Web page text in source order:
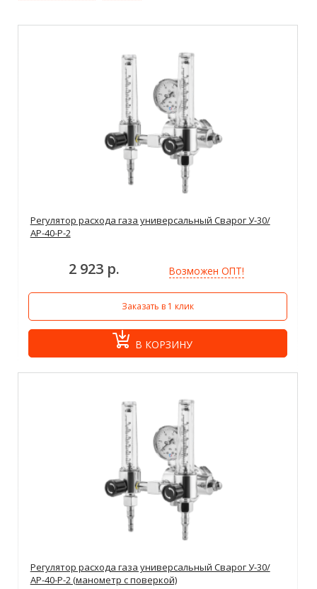
Регулятор расхода газа универсальный Сварог У-30/
АР-40-Р-2
2 923 р. Возможен ОПТ!
Заказать в 1 клик
В КОРЗИНУ
Регулятор расхода газа универсальный Сварог У-30/
АР-40-Р-2 (манометр с поверкой)